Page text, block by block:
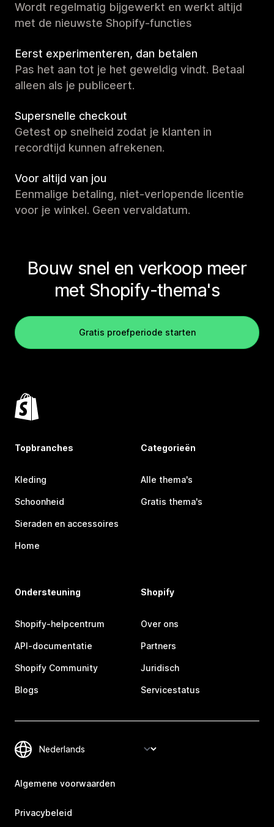
Wordt regelmatig bijgewerkt en werkt altijd
met de nieuwste Shopify-functies
Eerst experimenteren, dan betalen
Pas het aan tot je het geweldig vindt. Betaal
alleen als je publiceert.
Supersnelle checkout
Getest op snelheid zodat je klanten in
recordtijd kunnen afrekenen.
Voor altijd van jou
Eenmalige betaling, niet-verlopende licentie
voor je winkel. Geen vervaldatum.
Bouw snel en verkoop meer
met Shopify-thema's
Gratis proefperiode starten
Topbranches
Kleding
Schoonheid
Sieraden en accessoires
Home
Categorieën
Alle thema's
Gratis thema's
Ondersteuning
Shopify-helpcentrum
API-documentatie
Shopify Community
Blogs
Shopify
Over ons
Partners
Juridisch
Servicestatus
Algemene voorwaarden
Privacybeleid